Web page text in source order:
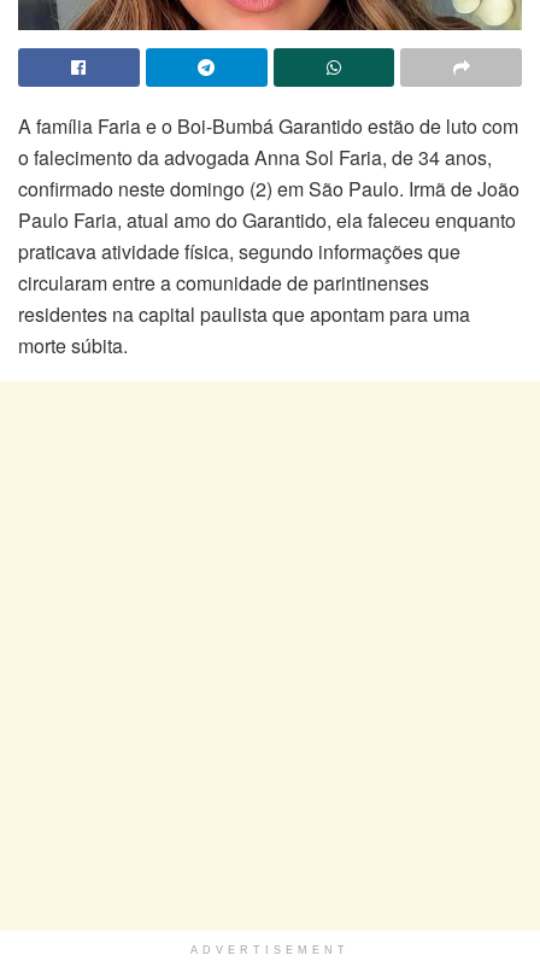
A família Faria e o Boi-Bumbá Garantido estão de luto com
o falecimento da advogada Anna Sol Faria, de 34 anos,
confirmado neste domingo (2) em São Paulo. Irmã de João
Paulo Faria, atual amo do Garantido, ela faleceu enquanto
praticava atividade física, segundo informações que
circularam entre a comunidade de parintinenses
residentes na capital paulista que apontam para uma
morte súbita.
ADVERTISEMENT